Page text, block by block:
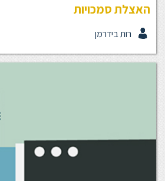
האצלת סמכויות
איך להגיע לאיזון בין מידה רבה מדי של
וכן איזון, בין יתר פיקוח או חסר בפיקוח.
תסייע לך לחסוך זמן, תאפשר לך לעסוק
עם זאת תסייע לפיתוח העובדים שלך
רות בידרמן